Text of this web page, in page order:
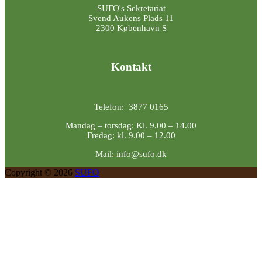
SUFO's Sekretariat
Svend Aukens Plads 11
2300 København S
Kontakt
Telefon: 3877 0165
Mandag – torsdag: Kl. 9.00 – 14.00
Fredag: kl. 9.00 – 12.00
Mail: info@sufo.dk
Copyright © 2026 SUFO